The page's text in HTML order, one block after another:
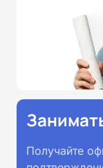
Получайте